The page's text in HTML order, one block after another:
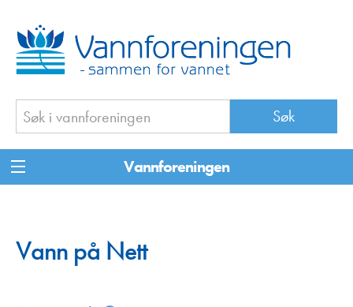
Vannforeningen
Vann på Nett